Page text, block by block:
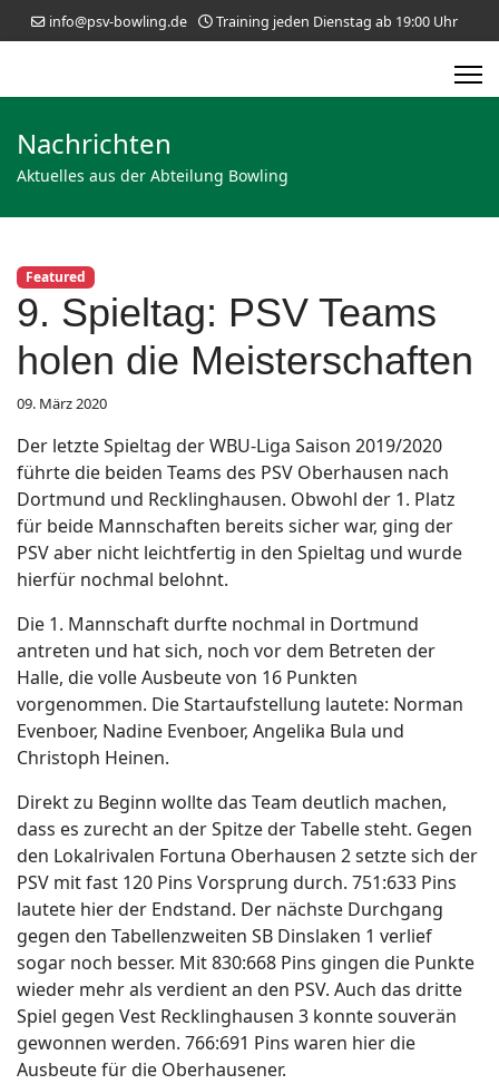
info@psv-bowling.de Training jeden Dienstag ab 19:00 Uhr
Nachrichten
Aktuelles aus der Abteilung Bowling
Featured
9. Spieltag: PSV Teams
holen die Meisterschaften
09. März 2020
Der letzte Spieltag der WBU-Liga Saison 2019/2020
führte die beiden Teams des PSV Oberhausen nach
Dortmund und Recklinghausen. Obwohl der 1. Platz
für beide Mannschaften bereits sicher war, ging der
PSV aber nicht leichtfertig in den Spieltag und wurde
hierfür nochmal belohnt.
Die 1. Mannschaft durfte nochmal in Dortmund
antreten und hat sich, noch vor dem Betreten der
Halle, die volle Ausbeute von 16 Punkten
vorgenommen. Die Startaufstellung lautete: Norman
Evenboer, Nadine Evenboer, Angelika Bula und
Christoph Heinen.
Direkt zu Beginn wollte das Team deutlich machen,
dass es zurecht an der Spitze der Tabelle steht. Gegen
den Lokalrivalen Fortuna Oberhausen 2 setzte sich der
PSV mit fast 120 Pins Vorsprung durch. 751:633 Pins
lautete hier der Endstand. Der nächste Durchgang
gegen den Tabellenzweiten SB Dinslaken 1 verlief
sogar noch besser. Mit 830:668 Pins gingen die Punkte
wieder mehr als verdient an den PSV. Auch das dritte
Spiel gegen Vest Recklinghausen 3 konnte souverän
gewonnen werden. 766:691 Pins waren hier die
Ausbeute für die Oberhausener.